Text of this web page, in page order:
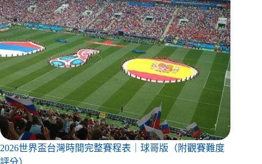
2026世界盃台灣時間完整賽程表｜球哥版（附觀賽難度